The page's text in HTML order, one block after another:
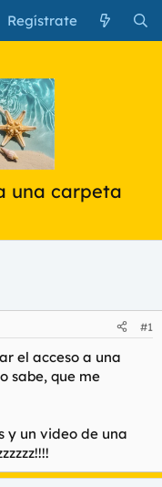
Regístrate
una carpeta
#1
el acceso a una
sabe, que me
y un video de una